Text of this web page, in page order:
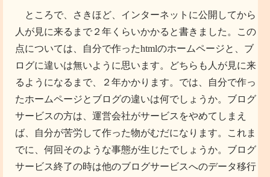
ところで、さきほど、インターネットに公開してから
人が見に来るまで２年くらいかかると書きました。この
点については、自分で作ったhtmlのホームページと、ブ
ログに違いは無いように思います。どちらも人が見に来
るようになるまで、２年かかります。では、自分で作っ
たホームページとブログの違いは何でしょうか。ブログ
サービスの方は、運営会社がサービスをやめてしまえ
ば、自分が苦労して作った物がむだになります。これま
でに、何回そのような事態が生じたでしょうか。ブログ
サービス終了の時は他のブログサービスへのデータ移行